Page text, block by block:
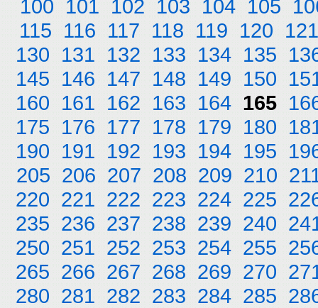
100 101 102 103 104 105
115 116 117 118 119 120 121
130 131 132 133 134 135
145 146 147 148 149 150
160 161 162 163 164 165
175 176 177 178 179 180
190 191 192 193 194 195
205 206 207 208 209 210
220 221 222 223 224 225
235 236 237 238 239 240
250 251 252 253 254 255
265 266 267 268 269 270
280 281 282 283 284 285